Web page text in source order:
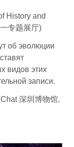
History and
专题展厅)
об эволюции
видов этих
записи.
深圳博物馆,